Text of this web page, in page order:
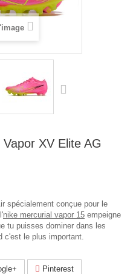
XV Elite AG
spécialement conçue pour le
nike mercurial vapor 15 empeigne
tu puisses dominer dans les
c'est le plus important.
Pinterest